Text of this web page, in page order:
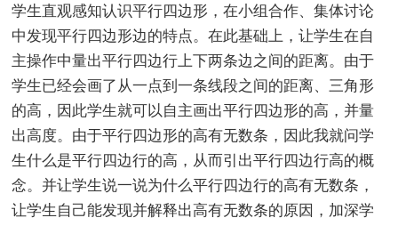
学生直观感知认识平行四边形，在小组合作、集体讨论
中发现平行四边形边的特点。在此基础上，让学生在自
主操作中量出平行四边行上下两条边之间的距离。由于
学生已经会画了从一点到一条线段之间的距离、三角形
的高，因此学生就可以自主画出平行四边形的高，并量
出高度。由于平行四边形的高有无数条，因此我就问学
生什么是平行四边行的高，从而引出平行四边行高的概
念。并让学生说一说为什么平行四边行的高有无数条，
让学生自己能发现并解释出高有无数条的原因，加深学